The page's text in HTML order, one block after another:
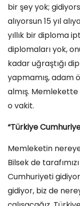
bir şey yok;
alıyorsun 15 yıl
yıllık bir diploma
diplomaları yok,
kadar uğraştığı
yapmamış, adam
almış.
o vakit.
“Türkiye
Memleketin
Bilsek de
Cumhuriyeti
gidiyor, biz de